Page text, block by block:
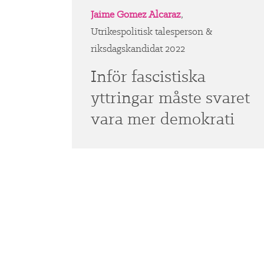
Jaime Gomez Alcaraz,
Utrikespolitisk talesperson &
riksdagskandidat 2022
Inför fascistiska
yttringar måste svaret
vara mer demokrati